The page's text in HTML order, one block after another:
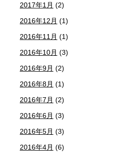
2017年1月 (2)
2016年12月 (1)
2016年11月 (1)
2016年10月 (3)
2016年9月 (2)
2016年8月 (1)
2016年7月 (2)
2016年6月 (3)
2016年5月 (3)
2016年4月 (6)